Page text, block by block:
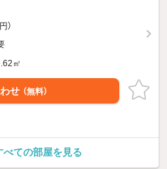
）
㎡
せ （無料）
べての部屋を見る